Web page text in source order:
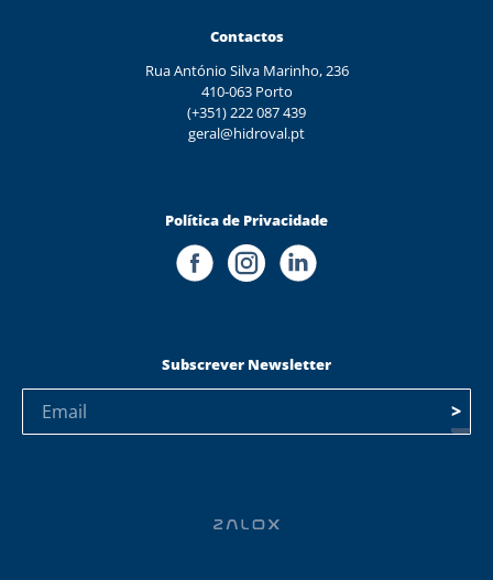
Contactos
Rua António Silva Marinho, 236
410-063 Porto
(+351) 222 087 439
geral@hidroval.pt
Política de Privacidade
Subscrever Newsletter
>